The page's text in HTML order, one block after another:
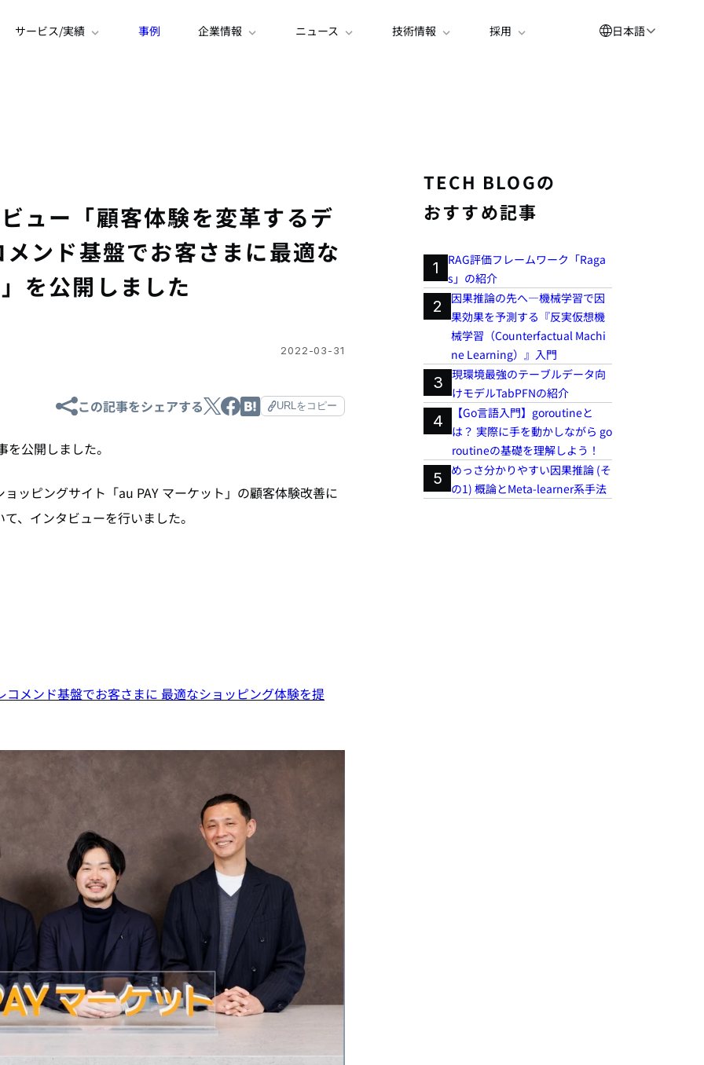
サービス/実績 事例 企業情報 ニュース 技術情報 採用 日本語
Português
ュー「顧客体験を変革するデ
ンド基盤でお客さまに最適な
を公開しました
2022-03-31
この記事をシェアする URLをコピー
公開しました。
ョッピングサイト「au PAY マーケット」の顧客体験改善に
、 インタビューを行いました。
メンド基盤でお客さまに 最適なショッピング体験を提
TECH BLOGの
おすすめ記事
1
RAG評価フレームワーク「Raga
s」の紹介
2
因果推論の先へ―機械学習で因
果効果を予測する『反実仮想機
械学習（Counterfactual Machi
ne Learning）』入門
3 現環境最強のテーブルデータ向
けモデルTabPFNの紹介
4
【Go言語入門】goroutineと
は？ 実際に手を動かしながら go
routineの基礎を理解しよう！
5
めっさ分かりやすい因果推論 (そ
の1) 概論とMeta-learner系手法